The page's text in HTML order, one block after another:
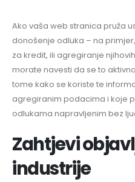
Ako vaša web stranica pruža
donošenje odluka – na
za kredit, ili agregiranje
morate navesti da se to
tome kako se koriste te
agregiranim podacima i koje
odlukama napravljenim bez
Zahtjevi
industrije